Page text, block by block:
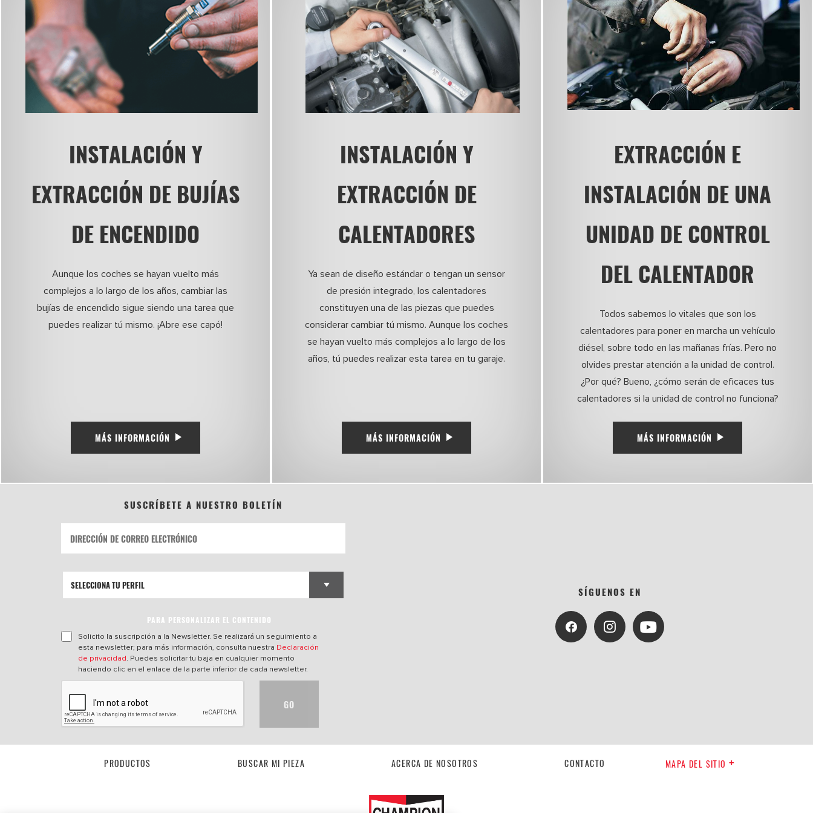
INSTALACIÓN Y
EXTRACCIÓN DE BUJÍAS
DE ENCENDIDO
Aunque los coches se hayan vuelto más
complejos a lo largo de los años, cambiar las
bujías de encendido sigue siendo una tarea que
puedes realizar tú mismo. ¡Abre ese capó!
MÁS INFORMACIÓN
INSTALACIÓN Y
EXTRACCIÓN DE
CALENTADORES
Ya sean de diseño estándar o tengan un sensor
de presión integrado, los calentadores
constituyen una de las piezas que puedes
considerar cambiar tú mismo. Aunque los coches
se hayan vuelto más complejos a lo largo de los
años, tú puedes realizar esta tarea en tu garaje.
MÁS INFORMACIÓN
EXTRACCIÓN E
INSTALACIÓN DE UNA
UNIDAD DE CONTROL
DEL CALENTADOR
Todos sabemos lo vitales que son los
calentadores para poner en marcha un vehículo
diésel, sobre todo en las mañanas frías. Pero no
olvides prestar atención a la unidad de control.
¿Por qué? Bueno, ¿cómo serán de eficaces tus
calentadores si la unidad de control no funciona?
MÁS INFORMACIÓN
SUSCRÍBETE A NUESTRO BOLETÍN
PARA PERSONALIZAR EL CONTENIDO
Solicito la suscripción a la Newsletter. Se realizará un seguimiento a
esta newsletter; para más información, consulta nuestra Declaración
de privacidad. Puedes solicitar tu baja en cualquier momento
haciendo clic en el enlace de la parte inferior de cada newsletter.
GO
SÍGUENOS EN
PRODUCTOS BUSCAR MI PIEZA ACERCA DE NOSOTROS CONTACTO MAPA DEL SITIO